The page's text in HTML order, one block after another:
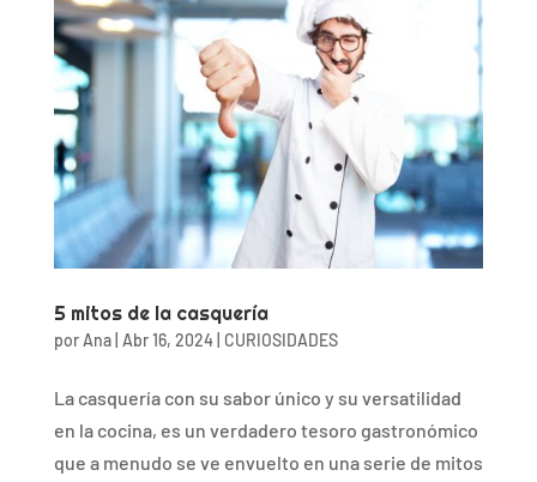
5 mitos de la casquería
porAna| Abr 16, 2024| CURIOSIDADES
La casquería con su sabor único y su versatilidad
en la cocina, es un verdadero tesoro gastronómico
que a menudo se ve envuelto en una serie de mitos